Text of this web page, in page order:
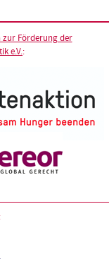
zur Förderung der
e.V.: